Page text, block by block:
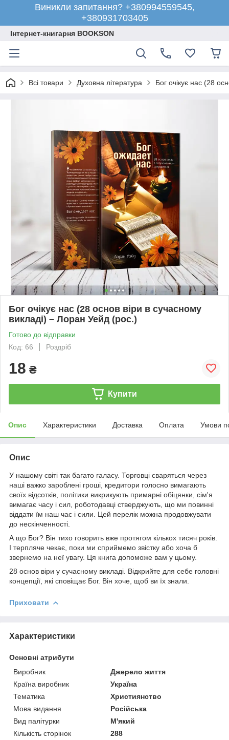
Виникли запитання? +380994559545,
+380931703405
Інтернет-книгарня BOOKSON
Всі товари Духовна література Бог очікує нас (28
Бог очікує нас (28 основ віри в сучасному
викладі) – Лоран Уейд (рос.)
Готово до відправки
Код: 66
Роздріб
18 ₴
Купити
Опис Характеристики Доставка Оплата Умови
Опис
У нашому світі так багато галасу. Торговці сваряться через
наші важко зароблені гроші, кредитори голосно вимагають
своїх відсотків, політики викрикують примарні обіцянки, сім'я
вимагає часу і сил, роботодавці стверджують, що ми повинні
віддати їм наш час і сили. Цей перелік можна продовжувати
до нескінченності.
А що Бог? Він тихо говорить вже протягом кількох тисяч років.
І терпляче чекає, поки ми сприймемо звістку або хоча б
звернемо на неї увагу. Ця книга допоможе вам у цьому.
28 основ віри у сучасному викладі. Відкрийте для себе головні
концепції, які сповіщає Бог. Він хоче, щоб ви їх знали.
Приховати
Характеристики
Основні атрибути
Виробник
Джерело життя
Країна виробник
Україна
Тематика
Християнство
Мова видання
Російська
Вид палітурки
М'який
Кількість сторінок
288